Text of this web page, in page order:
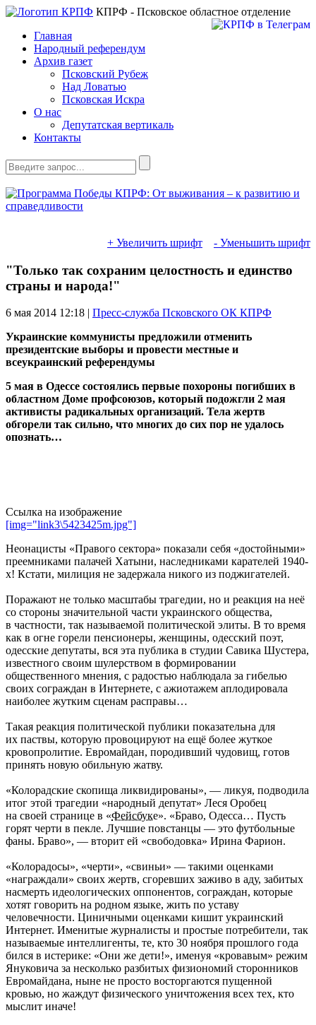
КПРФ - Псковское областное отделение
Главная
Народный референдум
Архив газет
Псковский Рубеж
Над Ловатью
Псковская Искра
О нас
Депутатская вертикаль
Контакты
+ Увеличить шрифт - Уменьшить шрифт
"Только так сохраним целостность и единство
страны и народа!"
6 мая 2014 12:18 | Пресс-служба Псковского ОК КПРФ
Украинские коммунисты предложили отменить
президентские выборы и провести местные и
всеукраинский референдумы
5 мая в Одессе состоялись первые похороны погибших в
областном Доме профсоюзов, который подожгли 2 мая
активисты радикальных организаций. Тела жертв
обгорели так сильно, что многих до сих пор не удалось
опознать…
Ссылка на изображение
[img="link3\5423425m.jpg"]
Неонацисты «Правого сектора» показали себя «достойными»
преемниками палачей Хатыни, наследниками карателей 1940-
х! Кстати, милиция не задержала никого из поджигателей.
Поражают не только масштабы трагедии, но и реакция на неё
со стороны значительной части украинского общества,
в частности, так называемой политической элиты. В то время
как в огне горели пенсионеры, женщины, одесский поэт,
одесские депутаты, вся эта публика в студии Савика Шустера,
известного своим шулерством в формировании
общественного мнения, с радостью наблюдала за гибелью
своих сограждан в Интернете, с ажиотажем аплодировала
наиболее жутким сценам расправы…
Такая реакция политической публики показательна для
их паствы, которую провоцируют на ещё более жуткое
кровопролитие. Евромайдан, породивший чудовищ, готов
принять новую обильную жатву.
«Колорадские скопища ликвидированы», — ликуя, подводила
итог этой трагедии «народный депутат» Леся Оробец
на своей странице в «Фейсбуке». «Браво, Одесса… Пусть
горят черти в пекле. Лучшие повстанцы — это футбольные
фаны. Браво», — вторит ей «свободовка» Ирина Фарион.
«Колорадосы», «черти», «свиньи» — такими оценками
«награждали» своих жертв, сгоревших заживо в аду, забитых
насмерть идеологических оппонентов, сограждан, которые
хотят говорить на родном языке, жить по уставу
человечности. Циничными оценками кишит украинский
Интернет. Именитые журналисты и простые потребители, так
называемые интеллигенты, те, кто 30 ноября прошлого года
бился в истерике: «Они же дети!», именуя «кровавым» режим
Януковича за несколько разбитых физиономий сторонников
Евромайдана, ныне не просто восторгаются пущенной
кровью, но жаждут физического уничтожения всех тех, кто
мыслит иначе!